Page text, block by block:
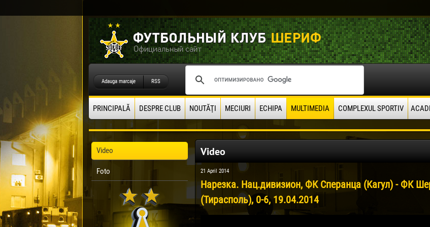
Adauga marcaje RSS
PRINCIPALĂ DESPRE CLUB NOUTĂŢI MECIURI ECHIPA MULTIMEDIA COMPLEXUL SPORTIV
Video
Foto
Video
21 April 2014
Нарезка. Нац.дивизион, ФК Сперанца (Кагул) - ФК
(Тирасполь), 0-6, 19.04.2014